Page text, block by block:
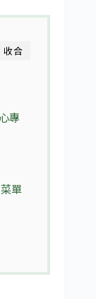
收合
專
單